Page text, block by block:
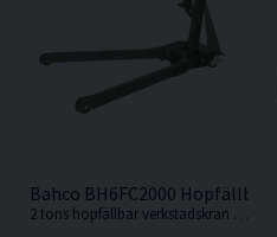
Bahco BH6FC2000 Hopfällbar
2 tons hopfällbar verkstadskran för att lyfta och stötta en mängd olika tunga fordonsdelar, t.ex. motorer, växellådor m.m.